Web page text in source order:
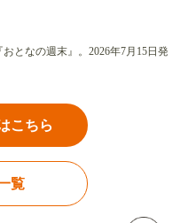
となの週末』。2026年7月15日発
こちら
覧